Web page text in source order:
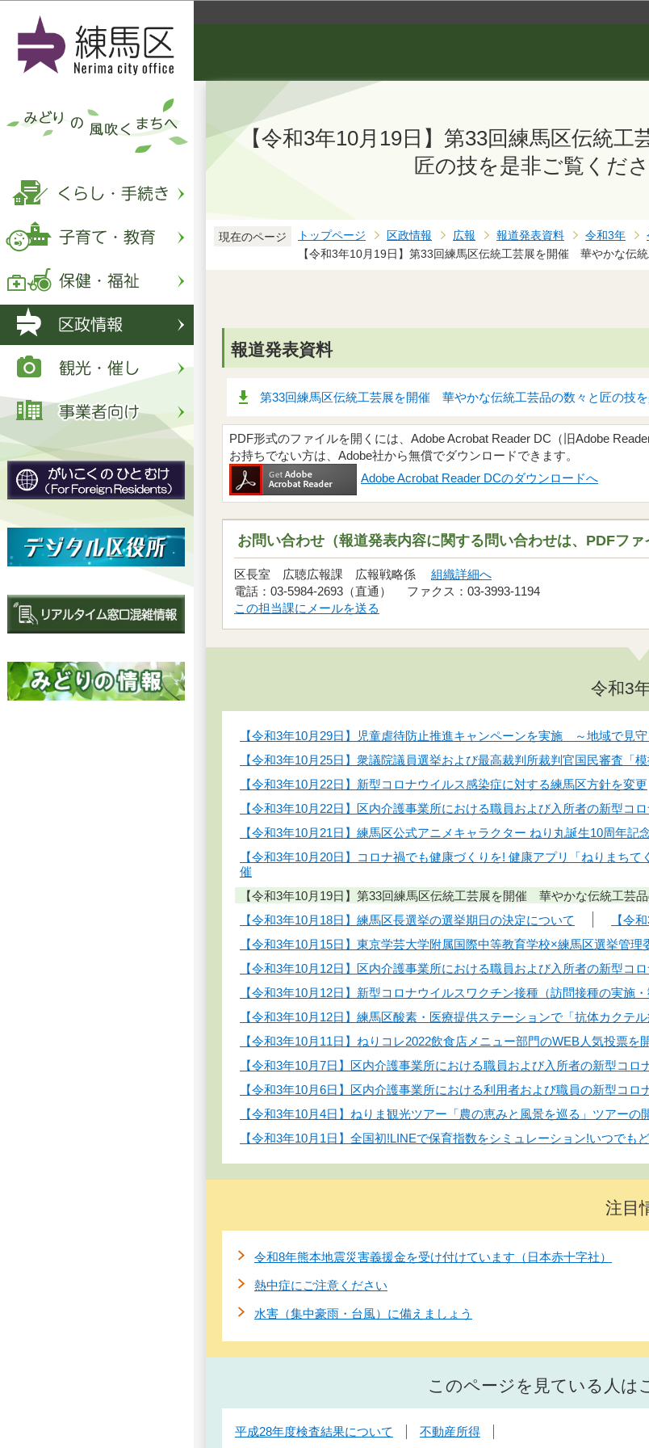
【令和3年10月19日】第33回練馬区伝統
匠の技を是非ご覧くだ
現在のページ トップページ 区政情報 広報 報道発表資料 令和3年
【令和3年10月19日】第33回練馬区伝統工芸展を開催 華やかな伝
報道発表資料
第33回練馬区伝統工芸展を開催 華やかな伝統工芸品の数々と匠の技を
PDF形式のファイルを開くには、Adobe Acrobat Reader DC（旧Adobe
お持ちでない方は、Adobe社から無償でダウンロードできます。
Adobe Acrobat Reader DCのダウンロードへ
お問い合わせ（報道発表内容に関する問い合わせは、PDFフ
区長室 広聴広報課 広報戦略係 組織詳細へ
電話：03-5984-2693（直通） ファクス：03-3993-1194
この担当課にメールを送る
令和3
【令和3年10月29日】児童虐待防止推進キャンペーンを実施 ～地域で見
【令和3年10月25日】衆議院議員選挙および最高裁判所裁判官国民審査「
【令和3年10月22日】新型コロナウイルス感染症に対する練馬区方針を変更
【令和3年10月22日】区内介護事業所における職員および入所者の新型コ
【令和3年10月21日】練馬区公式アニメキャラクター ねり丸誕生10周年記
【令和3年10月20日】コロナ禍でも健康づくりを! 健康アプリ「ねりまち
催
【令和3年10月19日】第33回練馬区伝統工芸展を開催 華やかな伝統工芸
【令和3年10月18日】練馬区長選挙の選挙期日の決定について
【令
【令和3年10月15日】東京学芸大学附属国際中等教育学校×練馬区選挙管
【令和3年10月12日】区内介護事業所における職員および入所者の新型コ
【令和3年10月12日】新型コロナウイルスワクチン接種（訪問接種の実施・
【令和3年10月12日】練馬区酸素・医療提供ステーションで「抗体カクテル
【令和3年10月11日】ねりコレ2022飲食店メニュー部門のWEB人気投票
【令和3年10月7日】区内介護事業所における職員および入所者の新型コロ
【令和3年10月6日】区内介護事業所における利用者および職員の新型コロ
【令和3年10月4日】ねりま観光ツアー「農の恵みと風景を巡る」ツアーの
【令和3年10月1日】全国初!LINEで保育指数をシミュレーション!いつでも
注目
令和8年熊本地震災害義援金を受け付けています（日本赤十字社）
熱中症にご注意ください
水害（集中豪雨・台風）に備えましょう
このページを見ている人は
平成28年度検査結果について
不動産所得